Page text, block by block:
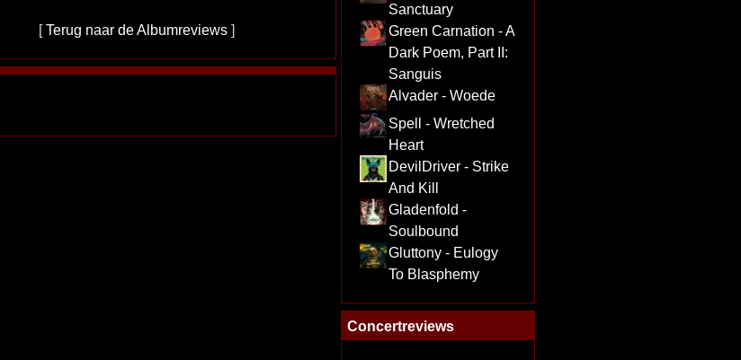
[Terug naar de Albumreviews ]
Sanctuary
Green Carnation - A
Dark Poem, Part II:
Sanguis
Alvader - Woede
Spell - Wretched
Heart
DevilDriver - Strike
And Kill
Gladenfold -
Soulbound
Gluttony - Eulogy
To Blasphemy
Concertreviews